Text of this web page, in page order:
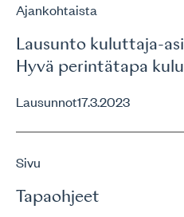
Ajankohtaista
Lausunto kuluttaja-
Hyvä perintätapa
Lausunnot17.3.2023
Sivu
Tapaohjeet